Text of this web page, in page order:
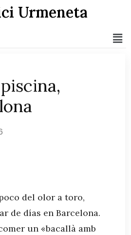
Urmeneta
del olor a toro,
de días en Barcelona.
un «bacallà amb